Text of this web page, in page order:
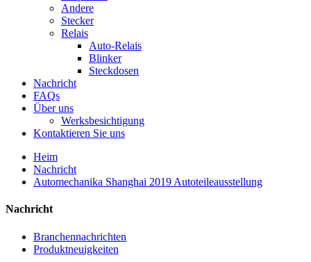
Andere
Stecker
Relais
Auto-Relais
Blinker
Steckdosen
Nachricht
FAQs
Über uns
Werksbesichtigung
Kontaktieren Sie uns
Heim
Nachricht
Automechanika Shanghai 2019 Autoteileausstellung
Nachricht
Branchennachrichten
Produktneuigkeiten